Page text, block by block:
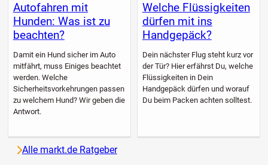
Autofahren mit
Hunden: Was ist zu
beachten?
Damit ein Hund sicher im Auto
mitfährt, muss Einiges beachtet
werden. Welche
Sicherheitsvorkehrungen passen
zu welchem Hund? Wir geben die
Antwort.
Welche Flüssigkeiten
dürfen mit ins
Handgepäck?
Dein nächster Flug steht kurz vor
der Tür? Hier erfährst Du, welche
Flüssigkeiten in Dein
Handgepäck dürfen und worauf
Du beim Packen achten solltest.
Alle markt.de Ratgeber